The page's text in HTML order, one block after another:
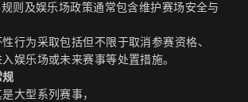
则及娱乐场政策通常包含维护赛场安全与
行为采取包括但不限于取消参赛资格、
娱乐场或未来赛事等处置措施。
规
大型系列赛事，